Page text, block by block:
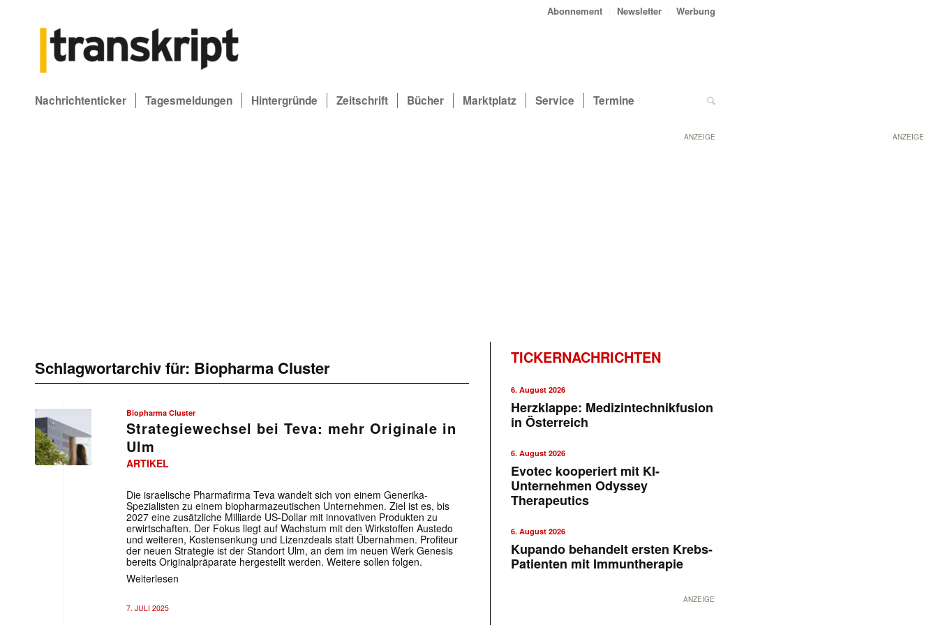
ANZEIGE
Abonnement Newsletter Werbung
Nachrichtenticker Tagesmeldungen Hintergründe Zeitschrift Bücher Marktplatz Service Termine
ANZEIGE
Schlagwortarchiv für: Biopharma Cluster
Biopharma Cluster
Strategiewechsel bei Teva: mehr Originale in
Ulm
ARTIKEL
Die israelische Pharmafirma Teva wandelt sich von einem Generika-
Spezialisten zu einem biopharmazeutischen Unternehmen. Ziel ist es, bis
2027 eine zusätzliche Milliarde US-Dollar mit innovativen Produkten zu
erwirtschaften. Der Fokus liegt auf Wachstum mit den Wirkstoffen Austedo
und weiteren, Kostensenkung und Lizenzdeals statt Übernahmen. Profiteur
der neuen Strategie ist der Standort Ulm, an dem im neuen Werk Genesis
bereits Originalpräparate hergestellt werden. Weitere sollen folgen.
Weiterlesen
7. JULI 2025
TICKERNACHRICHTEN
6. August 2026
Herzklappe: Medizintechnikfusion
in Österreich
6. August 2026
Evotec kooperiert mit KI-
Unternehmen Odyssey
Therapeutics
6. August 2026
Kupando behandelt ersten Krebs-
Patienten mit Immuntherapie
ANZEIGE